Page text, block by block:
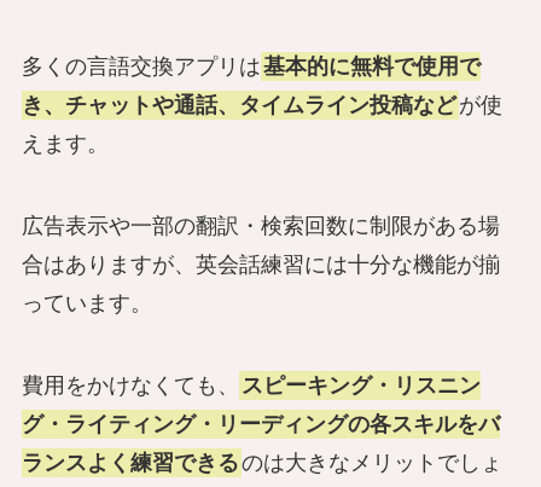
多くの言語交換アプリは基本的に無料で使用で
き、チャットや通話、タイムライン投稿などが使
えます。
広告表示や一部の翻訳・検索回数に制限がある場
合はありますが、英会話練習には十分な機能が揃
っています。
費用をかけなくても、
スピーキング・リスニン
グ・ライティング・リーディングの各スキルをバ
ランスよく練習できるのは大きなメリットでしょ